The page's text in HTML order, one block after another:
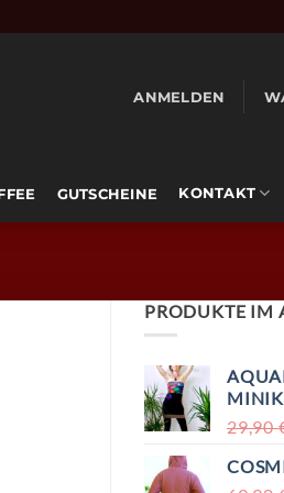
ANMELDEN
GUTSCHEINE KONTAKT
PRODUKTE IM
29,90